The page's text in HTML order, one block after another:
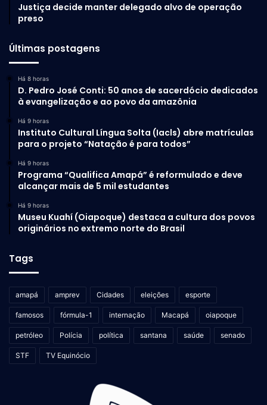
Justiça decide manter delegado alvo de operação
preso
Últimas postagens
Há 8 horas
D. Pedro José Conti: 50 anos de sacerdócio dedicados
à evangelização e ao povo da amazônia
Há 9 horas
Instituto Cultural Língua Solta (Iacls) abre matrículas
para o projeto “Natação é para todos”
Há 9 horas
Programa “Qualifica Amapá” é reformulado e deve
alcançar mais de 5 mil estudantes
Há 9 horas
Museu Kuahí (Oiapoque) destaca a cultura dos povos
originários no extremo norte do Brasil
Tags
amapá amprev Cidades eleições esporte
famosos fórmula-1 internação Macapá oiapoque
petróleo Polícia política santana saúde senado
STF TV Equinócio